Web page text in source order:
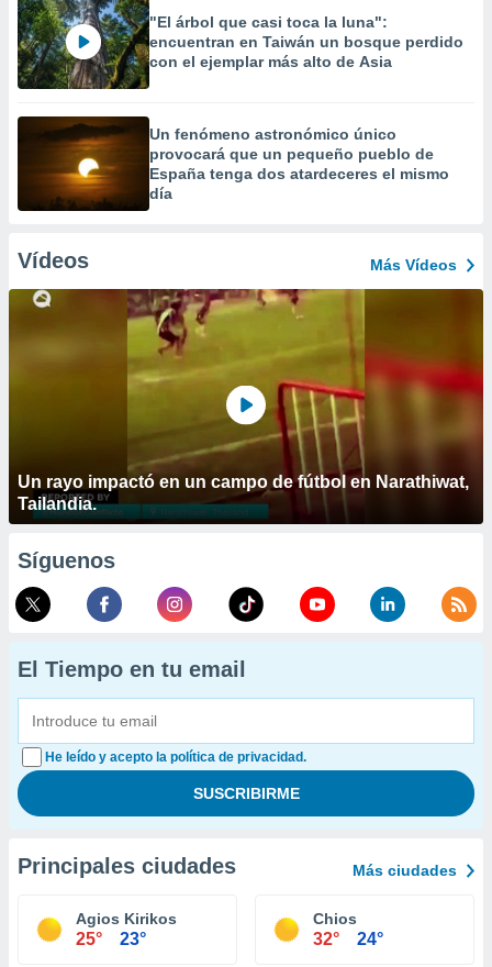
"El árbol que casi toca la luna":
encuentran en Taiwán un bosque perdido
con el ejemplar más alto de Asia
Un fenómeno astronómico único
provocará que un pequeño pueblo de
España tenga dos atardeceres el mismo
día
Vídeos Más Vídeos
Un rayo impactó en un campo de fútbol en Narathiwat,
Tailandia.
Síguenos
El Tiempo en tu email
He leído y acepto la política de privacidad.
Principales ciudades Más ciudades
Agios Kirikos
25° 23°
Chios
32° 24°